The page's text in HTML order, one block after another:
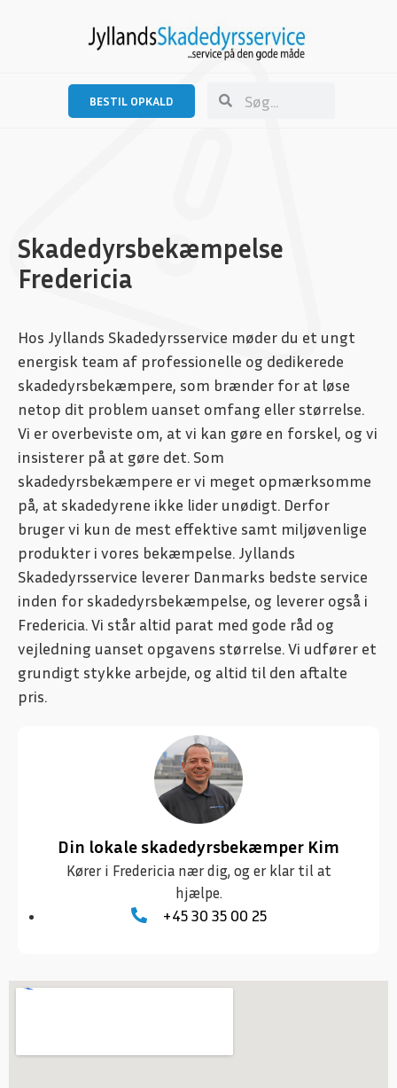
BESTIL OPKALD
Skadedyrsbekæmpelse
Fredericia
Hos Jyllands Skadedyrsservice møder du et ungt
energisk team af professionelle og dedikerede
skadedyrsbekæmpere, som brænder for at løse
netop dit problem uanset omfang eller størrelse.
Vi er overbeviste om, at vi kan gøre en forskel, og vi
insisterer på at gøre det. Som
skadedyrsbekæmpere er vi meget opmærksomme
på, at skadedyrene ikke lider unødigt. Derfor
bruger vi kun de mest effektive samt miljøvenlige
produkter i vores bekæmpelse. Jyllands
Skadedyrsservice leverer Danmarks bedste service
inden for skadedyrsbekæmpelse, og leverer også i
Fredericia. Vi står altid parat med gode råd og
vejledning uanset opgavens størrelse. Vi udfører et
grundigt stykke arbejde, og altid til den aftalte
pris.
Din lokale skadedyrsbekæmper Kim
Kører i Fredericia nær dig, og er klar til at
hjælpe.
+45 30 35 00 25